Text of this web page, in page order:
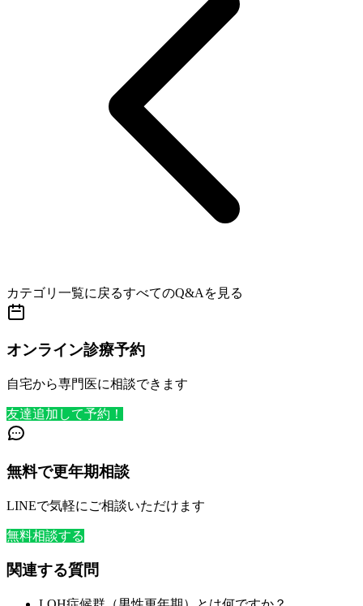
カテゴリ一覧に戻るすべてのQ&Aを見る
オンライン診療予約
自宅から専門医に相談できます
友達追加して予約！
無料で更年期相談
LINEで気軽にご相談いただけます
無料相談する
関連する質問